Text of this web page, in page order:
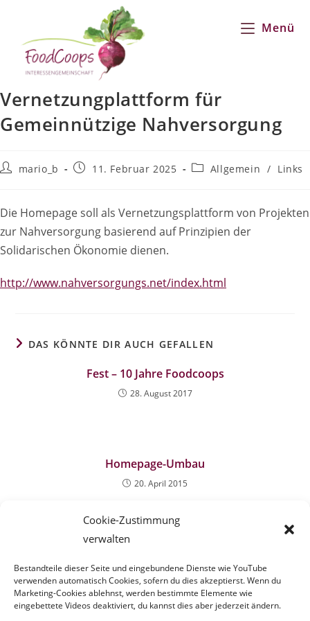
Cookie-Zustimmung
verwalten
Bestandteile dieser Seite und eingebundene Dienste wie YouTube
verwenden automatisch Cookies, sofern du dies akzeptierst. Wenn du
Marketing-Cookies ablehnst, werden bestimmte Elemente wie
eingebettete Videos deaktiviert, du kannst dies aber jederzeit ändern.
springen
Menü
Vernetzungplattform für
Gemeinnützige Nahversorgung
Beitrags-
mario_b
Beitrag11. Februar 2025
Beitrags-
Allgemein / Links
Die Homepage soll als Vernetzungsplattform von Projekten
zur Nahversorgung basierend auf Prinzipien der
Solidarischen Ökonomie dienen.
http://www.nahversorgungs.net/index.html
DAS KÖNNTE DIR AUCH GEFALLEN
Fest – 10 Jahre Foodcoops
28. August 2017
Homepage-Umbau
20. April 2015
21. Dezember 2011